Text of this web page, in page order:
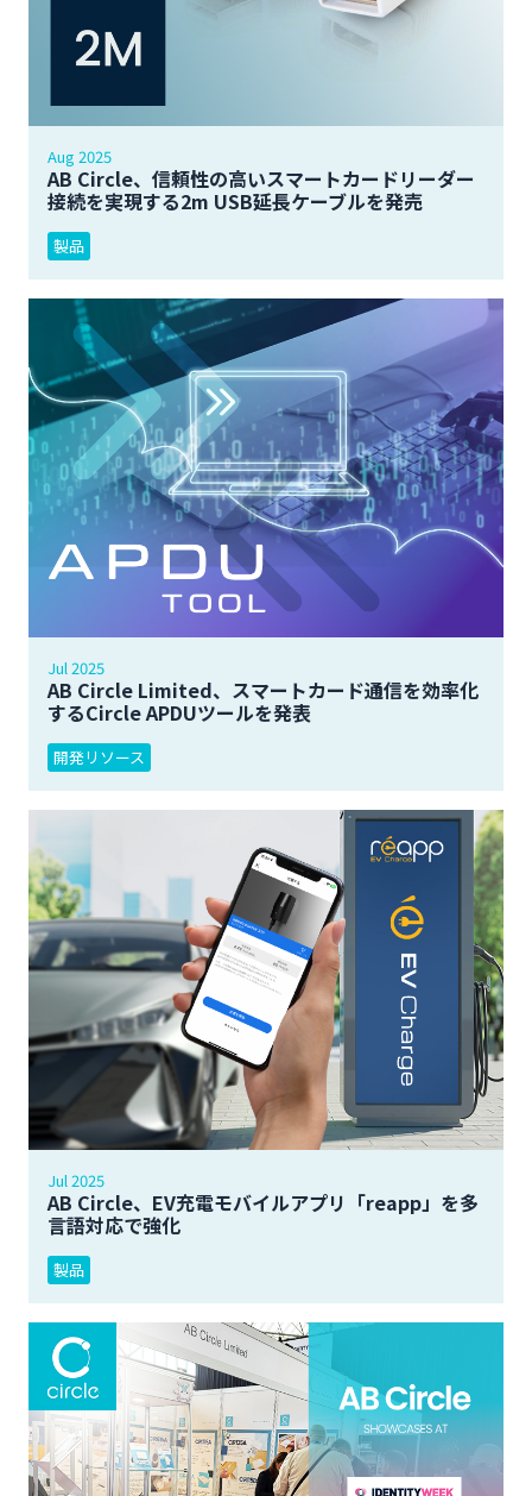
Aug 2025
AB Circle、信頼性の高いスマートカードリーダー
接続を実現する2m USB延長ケーブルを発売
製品
Jul 2025
AB Circle Limited、スマートカード通信を効率化
するCircle APDUツールを発表
開発リソース
Jul 2025
AB Circle、EV充電モバイルアプリ「reapp」を多
言語対応で強化
製品